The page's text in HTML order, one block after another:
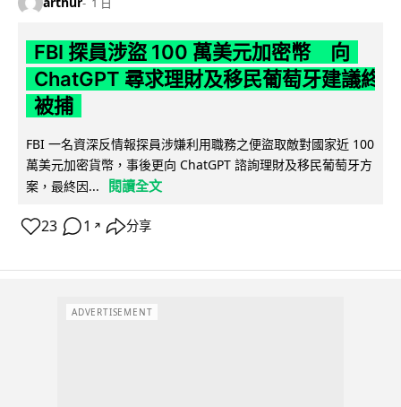
FBI 探員涉盜 100 萬美元加密幣 向
ChatGPT 尋求理財及移民葡萄牙建議終
被捕
FBI 一名資深反情報探員涉嫌利用職務之便盜取敵對國家近 100
萬美元加密貨幣，事後更向 ChatGPT 諮詢理財及移民葡萄牙方
案，最終因...
閱讀全文
23 1 ↗ 分享
ADVERTISEMENT